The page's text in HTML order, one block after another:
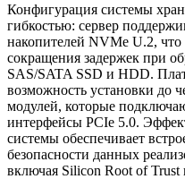
Конфигурация системы
гибкостью: сервер
накопителей NVMe U.2,
сокращения задержек при
SAS/SATA SSD и HDD.
возможность установки до
модулей, которые
интерфейсы PCIe 5.0.
системы обеспечивает
безопасности данных
включая Silicon Root of Trust